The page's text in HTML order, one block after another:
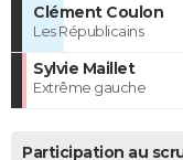
Clément Coulon
Les Républicains
Sylvie Maillet
Extrême gauche
Participation au